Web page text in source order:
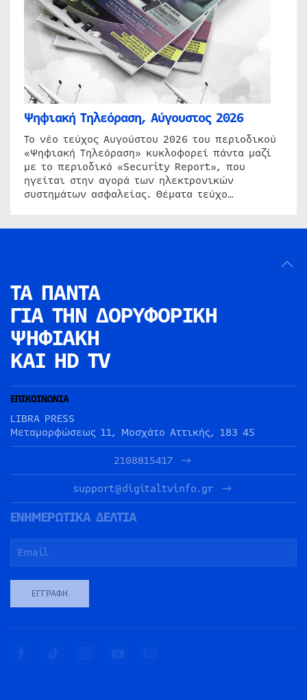
Ψηφιακή Τηλεόραση, Αύγουστος 2026
Το νέο τεύχος Αυγούστου 2026 του περιοδικού
«Ψηφιακή Τηλεόραση» κυκλοφορεί πάντα μαζί
με το περιοδικό «Security Report», που
ηγείται στην αγορά των ηλεκτρονικών
συστημάτων ασφαλείας. Θέματα τεύχο…
ΤΑ ΠΑΝΤΑ
ΓΙΑ ΤΗΝ ΔΟΡΥΦΟΡΙΚΗ
ΨΗΦΙΑΚΗ
ΚΑΙ HD TV
ΕΠΙΚΟΙΝΩΝΙΑ
LIBRA PRESS
Μεταμορφώσεως 11, Μοσχάτο Αττικής, 183 45
2108815417
support@digitaltvinfo.gr
ΕΝΗΜΕΡΩΤΙΚΑ ΔΕΛΤΙΑ
ΕΓΓΡΑΦΉ